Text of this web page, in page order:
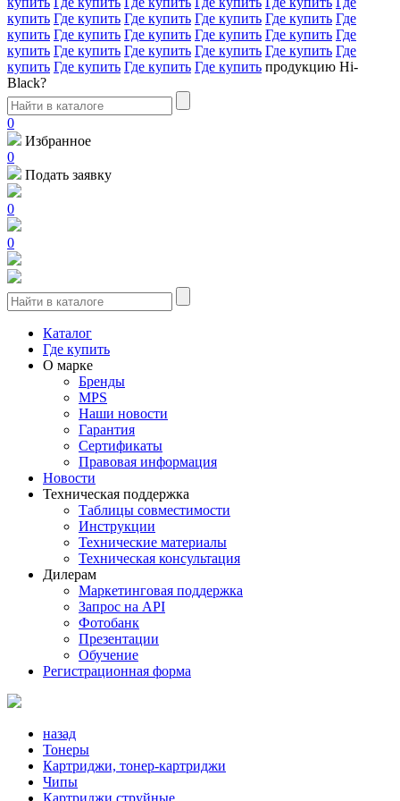
купить Где купить Где купить Где купить Где купить Где
купить Где купить Где купить Где купить Где купить Где
купить Где купить Где купить Где купить Где купить Где
купить Где купить Где купить Где купить продукцию Hi-
Black?
0
Избранное
0
Подать заявку
0
0
Каталог
Где купить
О марке
Бренды
MPS
Наши новости
Гарантия
Сертификаты
Правовая информация
Новости
Техническая поддержка
Таблицы совместимости
Инструкции
Технические материалы
Техническая консультация
Дилерам
Маркетинговая поддержка
Запрос на API
Фотобанк
Презентации
Обучение
Регистрационная форма
назад
Тонеры
Картриджи, тонер-картриджи
Чипы
Картриджи струйные